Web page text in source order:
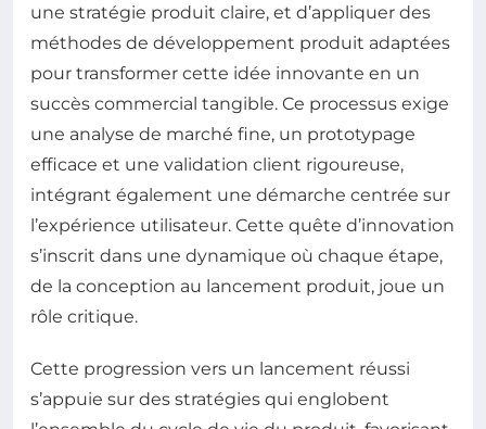
une stratégie produit claire, et d’appliquer des
méthodes de développement produit adaptées
pour transformer cette idée innovante en un
succès commercial tangible. Ce processus exige
une analyse de marché fine, un prototypage
efficace et une validation client rigoureuse,
intégrant également une démarche centrée sur
l’expérience utilisateur. Cette quête d’innovation
s’inscrit dans une dynamique où chaque étape,
de la conception au lancement produit, joue un
rôle critique.
Cette progression vers un lancement réussi
s’appuie sur des stratégies qui englobent